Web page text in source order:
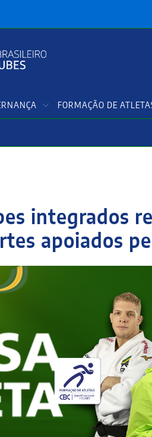
FORMAÇÃO DE
integrados
apoiados